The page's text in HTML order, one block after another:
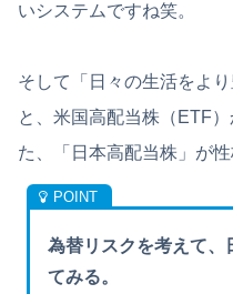
いシステムですね笑。
そして「日々の生活をよ
と、米国高配当株（ETF
た、「日本高配当株」が
為替リスクを考えて、
てみる。